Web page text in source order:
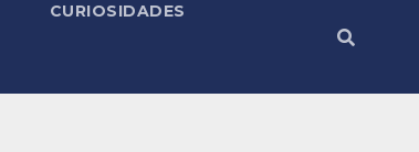
CURIOSIDADES